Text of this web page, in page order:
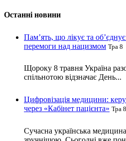
Останні новини
Пам’ять, що лікує та
перемоги над нацизмом Тра 8
Щороку 8 травня Україна
спільнотою відзначає День...
Цифровізація медицини:
через «Кабінет пацієнта» Тра 8
Сучасна українська